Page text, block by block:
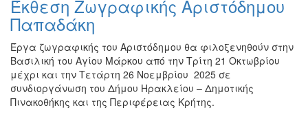
Βιβλίο
Ζωγραφική
Φωτογραφία
Τραγούδι
Μουσική
Κινηματογράφος
Έκθεση Ζωγραφικής Αριστόδημου
Παπαδάκη
Έργα ζωγραφικής του Αριστόδημου θα φιλοξενηθούν στην
Βασιλική του Αγίου Μάρκου από την Τρίτη 21 Οκτωβρίου
μέχρι και την Τετάρτη 26 Νοεμβρίου 2025 σε
συνδιοργάνωση του Δήμου Ηρακλείου – Δημοτικής
Πινακοθήκης και της Περιφέρειας Κρήτης.